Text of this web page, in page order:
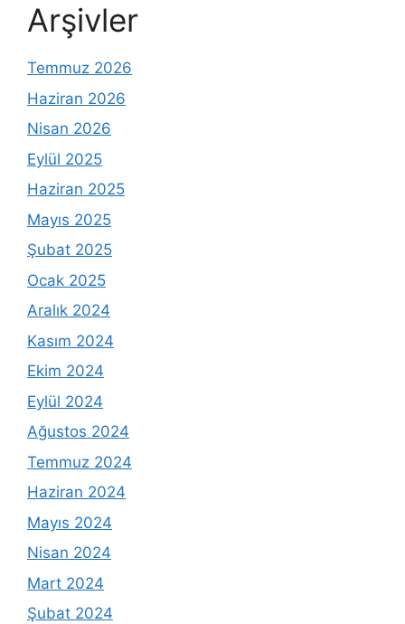
Arşivler
Temmuz 2026
Haziran 2026
Nisan 2026
Eylül 2025
Haziran 2025
Mayıs 2025
Şubat 2025
Ocak 2025
Aralık 2024
Kasım 2024
Ekim 2024
Eylül 2024
Ağustos 2024
Temmuz 2024
Haziran 2024
Mayıs 2024
Nisan 2024
Mart 2024
Şubat 2024